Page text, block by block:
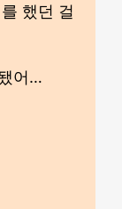
했던 걸
어…